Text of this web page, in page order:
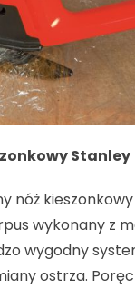
Stanley
nóż
wykonany z
wygodny
ostrza.